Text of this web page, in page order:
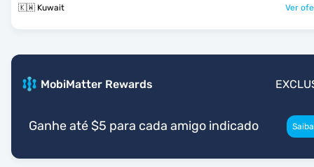
🇰🇼 Kuwait Ver
MobiMatter Rewards
Ganhe até $5 para cada amigo indicado